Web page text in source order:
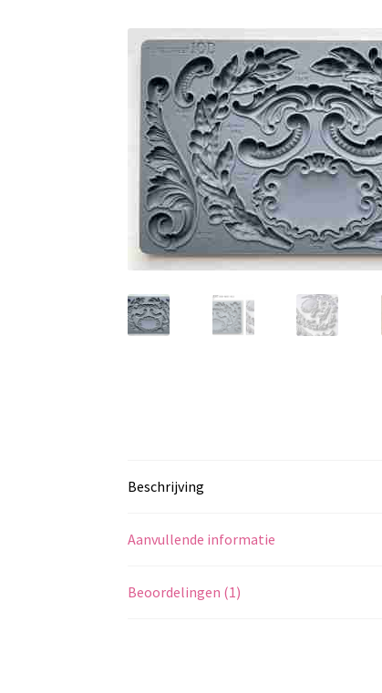
Beschrijving
Aanvullende informatie
Beoordelingen (1)